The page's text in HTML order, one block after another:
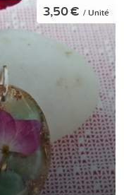
3,50 € / Unité